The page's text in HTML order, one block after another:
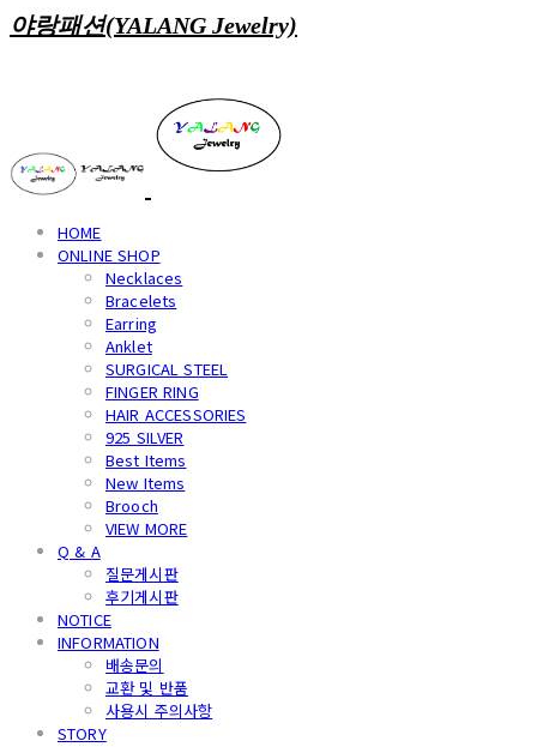
야랑패션(YALANG Jewelry)
HOME
ONLINE SHOP
Necklaces
Bracelets
Earring
Anklet
SURGICAL STEEL
FINGER RING
HAIR ACCESSORIES
925 SILVER
Best Items
New Items
Brooch
VIEW MORE
Q & A
질문게시판
후기게시판
NOTICE
INFORMATION
배송문의
교환 및 반품
사용시 주의사항
STORY